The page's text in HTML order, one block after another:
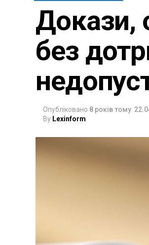
Докази,
без
Опубліковано 8 років тому
By Lexinform